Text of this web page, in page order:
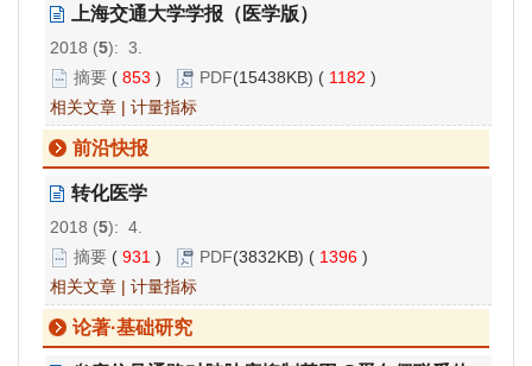
上海交通大学学报（医学版）
2018 (5): 3.
摘要 ( 853 ) PDF(15438KB) ( 1182 )
相关文章 | 计量指标
前沿快报
转化医学
2018 (5): 4.
摘要 ( 931 ) PDF(3832KB) ( 1396 )
相关文章 | 计量指标
论著·基础研究